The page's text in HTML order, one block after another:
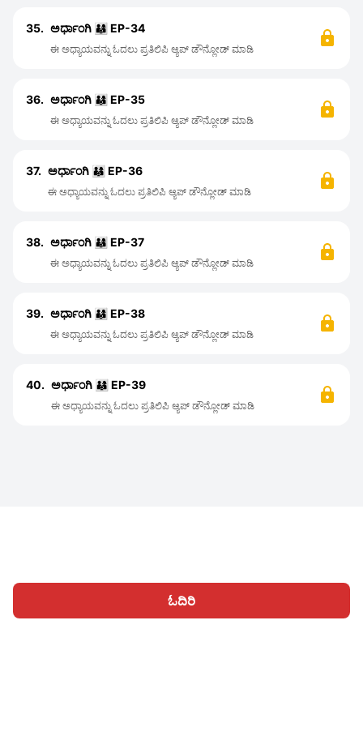
ಓದಿರಿ
35. ಅರ್ಧಾಂಗಿ 👨‍👩‍👦 EP-34
ಈ ಅಧ್ಯಾಯವನ್ನು ಓದಲು ಪ್ರತಿಲಿಪಿ ಆ್ಯಪ್ ಡೌನ್ಲೋಡ್ ಮಾಡಿ
36. ಅರ್ಧಾಂಗಿ 👨‍👩‍👦 EP-35
ಈ ಅಧ್ಯಾಯವನ್ನು ಓದಲು ಪ್ರತಿಲಿಪಿ ಆ್ಯಪ್ ಡೌನ್ಲೋಡ್ ಮಾಡಿ
37. ಅರ್ಧಾಂಗಿ 👨‍👩‍👦 EP-36
ಈ ಅಧ್ಯಾಯವನ್ನು ಓದಲು ಪ್ರತಿಲಿಪಿ ಆ್ಯಪ್ ಡೌನ್ಲೋಡ್ ಮಾಡಿ
38. ಅರ್ಧಾಂಗಿ 👨‍👩‍👦 EP-37
ಈ ಅಧ್ಯಾಯವನ್ನು ಓದಲು ಪ್ರತಿಲಿಪಿ ಆ್ಯಪ್ ಡೌನ್ಲೋಡ್ ಮಾಡಿ
39. ಅರ್ಧಾಂಗಿ 👨‍👩‍👦 EP-38
ಈ ಅಧ್ಯಾಯವನ್ನು ಓದಲು ಪ್ರತಿಲಿಪಿ ಆ್ಯಪ್ ಡೌನ್ಲೋಡ್ ಮಾಡಿ
40. ಅರ್ಧಾಂಗಿ 👨‍👩‍👦 EP-39
ಈ ಅಧ್ಯಾಯವನ್ನು ಓದಲು ಪ್ರತಿಲಿಪಿ ಆ್ಯಪ್ ಡೌನ್ಲೋಡ್ ಮಾಡಿ
ಹೋಮ್ ವಿಭಾಗಗಳು ಬರೆಯಿರಿ ಲೇಖನಗಳು ಸೈನ್ ಇನ್ ಆಗಿ